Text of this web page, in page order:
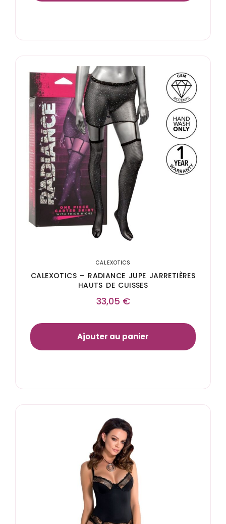
CALEXOTICS
CALEXOTICS – RADIANCE JUPE JARRETIÈRES
HAUTS DE CUISSES
33,05 €
Ajouter au panier